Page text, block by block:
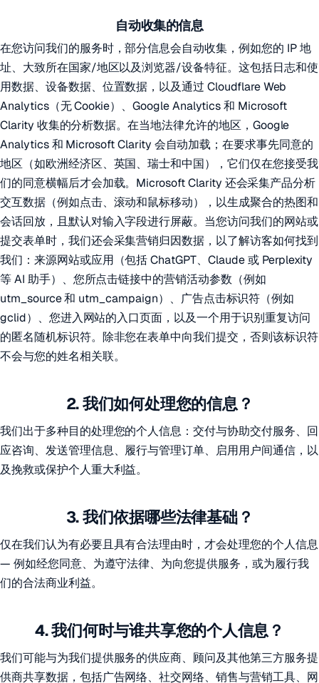
自动收集的信息
在您访问我们的服务时，部分信息会自动收集，例如您的 IP 地
址、大致所在国家/地区以及浏览器/设备特征。这包括日志和使
用数据、设备数据、位置数据，以及通过 Cloudflare Web
Analytics（无 Cookie）、Google Analytics 和 Microsoft
Clarity 收集的分析数据。在当地法律允许的地区，Google
Analytics 和 Microsoft Clarity 会自动加载；在要求事先同意的
地区（如欧洲经济区、英国、瑞士和中国），它们仅在您接受我
们的同意横幅后才会加载。Microsoft Clarity 还会采集产品分析
交互数据（例如点击、滚动和鼠标移动），以生成聚合的热图和
会话回放，且默认对输入字段进行屏蔽。当您访问我们的网站或
提交表单时，我们还会采集营销归因数据，以了解访客如何找到
我们：来源网站或应用（包括 ChatGPT、Claude 或 Perplexity
等 AI 助手）、您所点击链接中的营销活动参数（例如
utm_source 和 utm_campaign）、广告点击标识符（例如
gclid）、您进入网站的入口页面，以及一个用于识别重复访问
的匿名随机标识符。除非您在表单中向我们提交，否则该标识符
不会与您的姓名相关联。
2. 我们如何处理您的信息？
我们出于多种目的处理您的个人信息：交付与协助交付服务、回
应咨询、发送管理信息、履行与管理订单、启用用户间通信，以
及挽救或保护个人重大利益。
3. 我们依据哪些法律基础？
仅在我们认为有必要且具有合法理由时，才会处理您的个人信息
— 例如经您同意、为遵守法律、为向您提供服务，或为履行我
们的合法商业利益。
4. 我们何时与谁共享您的个人信息？
我们可能与为我们提供服务的供应商、顾问及其他第三方服务提
供商共享数据，包括广告网络、社交网络、销售与营销工具、网